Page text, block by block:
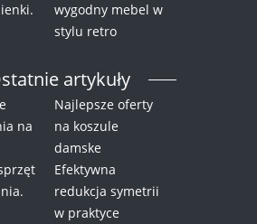
wygodny mebel w
stylu retro
artykuły
na
Najlepsze oferty
na koszule
damske
Efektywna
redukcja symetrii
w praktyce